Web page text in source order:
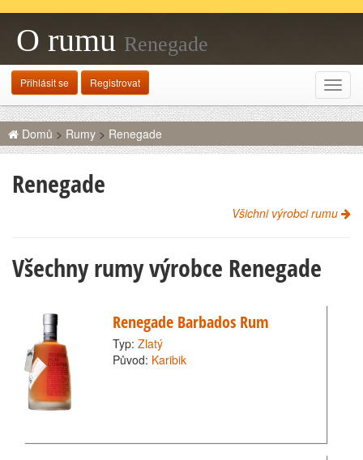
O rumu Renegade
Přihlásit se Registrovat
Domů > Rumy > Renegade
Renegade
Všichni výrobci rumu
Všechny rumy výrobce Renegade
Renegade Barbados Rum
Typ: Zlatý
Původ: Karibik